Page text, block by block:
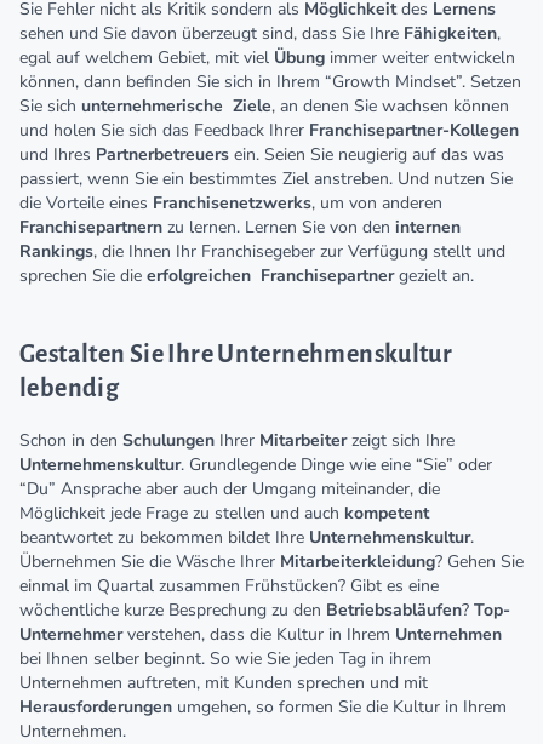
Sie Fehler nicht als Kritik sondern als Möglichkeitdes Lernens
sehen und Sie davon überzeugt sind, dass Sie Ihre Fähigkeiten,
egal auf welchem Gebiet, mit viel Übung immer weiter entwickeln
können, dann befinden Sie sich in Ihrem “Growth Mindset”. Setzen
Sie sich unternehmerische Ziele, an denen Sie wachsen können
und holen Sie sich das Feedback Ihrer Franchisepartner-Kollegen
und Ihres Partnerbetreuers ein. Seien Sie neugierig auf das was
passiert, wenn Sie ein bestimmtes Ziel anstreben. Und nutzen Sie
die Vorteile eines Franchisenetzwerks, um von anderen
Franchisepartnern zu lernen. Lernen Sie von den internen
Rankings, die Ihnen Ihr Franchisegeber zur Verfügung stellt und
sprechen Sie die erfolgreichen Franchisepartnergezielt an.
Gestalten Sie Ihre Unternehmenskultur
lebendig
Schon in den Schulungen Ihrer Mitarbeiterzeigt sich Ihre
Unternehmenskultur. Grundlegende Dinge wie eine “Sie” oder
“Du” Ansprache aber auch der Umgang miteinander, die
Möglichkeit jede Frage zu stellen und auch kompetent
beantwortet zu bekommen bildet Ihre Unternehmenskultur.
Übernehmen Sie die Wäsche Ihrer Mitarbeiterkleidung? Gehen Sie
einmal im Quartal zusammen Frühstücken? Gibt es eine
wöchentliche kurze Besprechung zu den Betriebsabläufen? Top-
Unternehmerverstehen, dass die Kultur in Ihrem Unternehmen
bei Ihnen selber beginnt. So wie Sie jeden Tag in ihrem
Unternehmen auftreten, mit Kunden sprechen und mit
Herausforderungen umgehen, so formen Sie die Kultur in Ihrem
Unternehmen.